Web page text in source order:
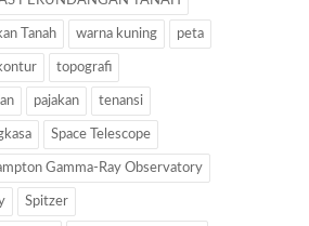
Tanah warna kuning peta
topografi
pajakan tenansi
Space Telescope
Gamma-Ray Observatory
Spitzer